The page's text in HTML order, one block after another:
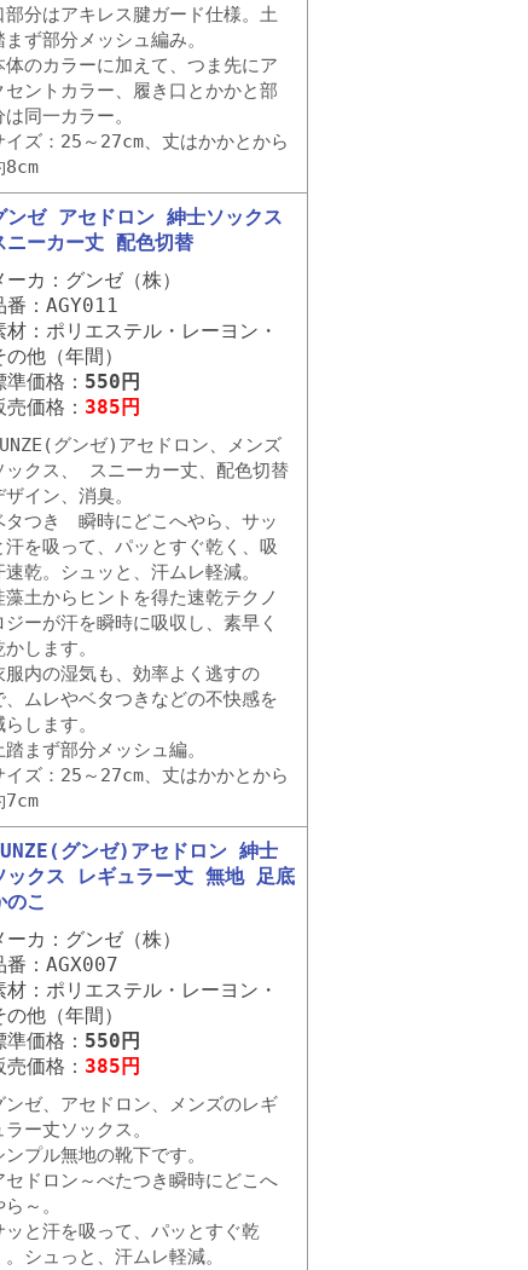
部分はアキレス腱ガード仕様。土
まず部分メッシュ編み。
体のカラーに加えて、つま先にア
セントカラー、履き口とかかと部
は同一カラー。
イズ：25～27cm、丈はかかとから
8cm
ンゼ アセドロン 紳士ソックス
ニーカー丈 配色切替
ーカ：グンゼ（株）
番：AGY011
材：ポリエステル・レーヨン・
の他（年間）
準価格： 550円
売価格： 385円
グンゼ)アセドロン、メンズ
ックス、 スニーカー丈、配色切替
ザイン、消臭。
タつき 瞬時にどこへやら、サッ
汗を吸って、パッとすぐ乾く、吸
速乾。シュッと、汗ムレ軽減。
藻土からヒントを得た速乾テクノ
ジーが汗を瞬時に吸収し、素早く
かします。
服内の湿気も、効率よく逃すの
、ムレやベタつきなどの不快感を
らします。
踏まず部分メッシュ編。
イズ：25～27cm、丈はかかとから
7cm
グンゼ)アセドロン 紳士
ックス レギュラー丈 無地 足底
のこ
ーカ：グンゼ（株）
番：AGX007
材：ポリエステル・レーヨン・
の他（年間）
準価格： 550円
売価格： 385円
ンゼ、アセドロン、メンズのレギ
ラー丈ソックス。
ンプル無地の靴下です。
セドロン～べたつき瞬時にどこへ
～。
ッと汗を吸って、パッとすぐ乾
。シュっと、汗ムレ軽減。